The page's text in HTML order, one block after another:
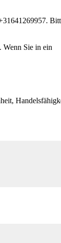
Wenn Sie in ein